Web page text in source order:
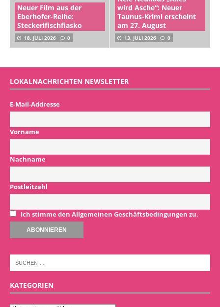
Neuer Film aus der
Eberhofer-Reihe:
Steckerlfischfiasko
18. JULI 2026 0
wird Asche“: Neuer
Taunus-Krimi erscheint
am 27. August
13. JULI 2026 0
LOKALNACHRICHTEN NEWSLETTER
E-Mail-Addresse
Vorname
Nachname
Postleitzahl
Ich stimme den Allgemeinen Geschäftsbedingungen zu.
KATEGORIEN